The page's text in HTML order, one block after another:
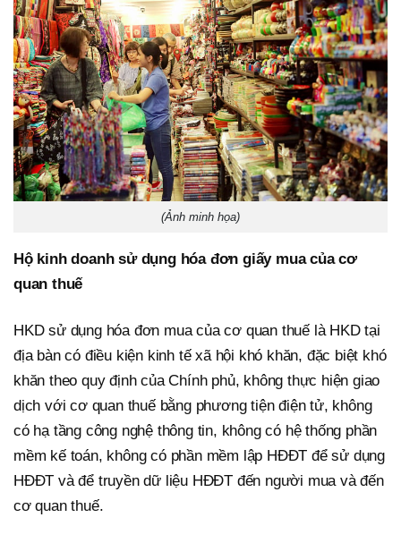
(Ảnh minh họa)
Hộ kinh doanh sử dụng hóa đơn giấy mua của cơ
quan thuế
HKD sử dụng hóa đơn mua của cơ quan thuế là HKD tại
địa bàn có điều kiện kinh tế xã hội khó khăn, đặc biệt khó
khăn theo quy định của Chính phủ, không thực hiện giao
dịch với cơ quan thuế bằng phương tiện điện tử, không
có hạ tầng công nghệ thông tin, không có hệ thống phần
mềm kế toán, không có phần mềm lập HĐĐT để sử dụng
HĐĐT và để truyền dữ liệu HĐĐT đến người mua và đến
cơ quan thuế.